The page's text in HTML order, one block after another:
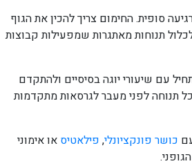
סופית. החימום צריך להכין את הגוף
תנוחות מאתגרות שמפעילות קבוצות
עם שיעורי יוגה בסיסיים ולהתקדם
תנוחה לפני מעבר לגרסאות מתקדמות
כושר פונקציונלי, פילאטיס או אימוני